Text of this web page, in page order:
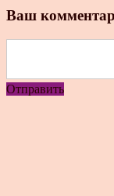
Ваш
Отправить